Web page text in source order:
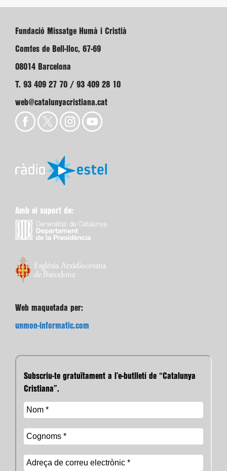
Fundació Missatge Humà i Cristià
Comtes de Bell-lloc, 67-69
08014 Barcelona
T. 93 409 27 70 / 93 409 28 10
web@catalunyacristiana.cat
Amb el suport de:
Web maquetada per:
unmon-informatic.com
Subscriu-te gratuïtament a l’e-butlletí de “Catalunya
Cristiana”.